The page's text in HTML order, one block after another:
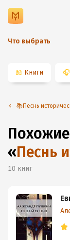
Что выбрать
📖 Книги 🎧
📚Песнь
«Песнь
10 книг